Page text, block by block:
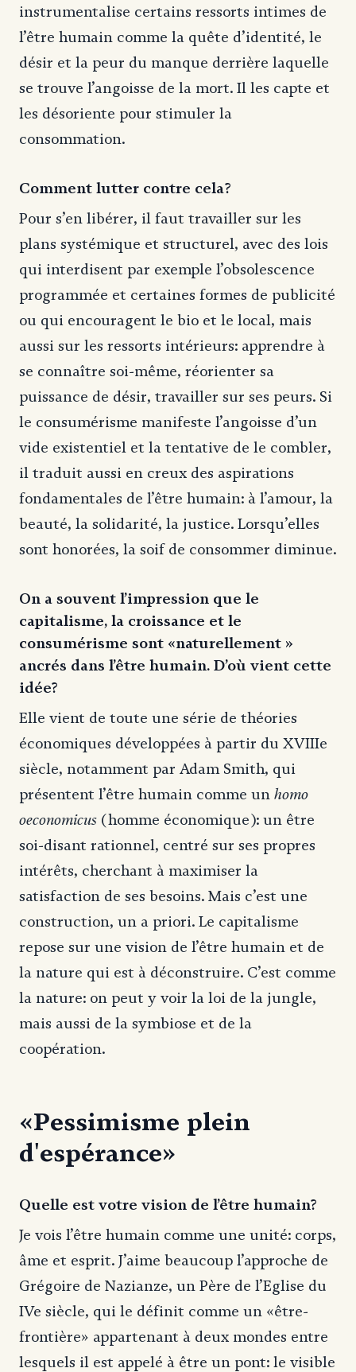
instrumentalise certains ressorts intimes de
l’être humain comme la quête d’identité, le
désir et la peur du manque derrière laquelle
se trouve l’angoisse de la mort. Il les capte et
les désoriente pour stimuler la
consommation.
Comment lutter contre cela?
Pour s’en libérer, il faut travailler sur les
plans systémique et structurel, avec des lois
qui interdisent par exemple l’obsolescence
programmée et certaines formes de publicité
ou qui encouragent le bio et le local, mais
aussi sur les ressorts intérieurs: apprendre à
se connaître soi-même, réorienter sa
puissance de désir, travailler sur ses peurs. Si
le consumérisme manifeste l’angoisse d’un
vide existentiel et la tentative de le combler,
il traduit aussi en creux des aspirations
fondamentales de l’être humain: à l’amour, la
beauté, la solidarité, la justice. Lorsqu’elles
sont honorées, la soif de consommer diminue.
On a souvent l’impression que le
capitalisme, la croissance et le
consumérisme sont «naturellement »
ancrés dans l’être humain. D’où vient cette
idée?
Elle vient de toute une série de théories
économiques développées à partir du XVIIIe
siècle, notamment par Adam Smith, qui
présentent l’être humain comme un homo
oeconomicus (homme économique): un être
soi-disant rationnel, centré sur ses propres
intérêts, cherchant à maximiser la
satisfaction de ses besoins. Mais c’est une
construction, un a priori. Le capitalisme
repose sur une vision de l’être humain et de
la nature qui est à déconstruire. C’est comme
la nature: on peut y voir la loi de la jungle,
mais aussi de la symbiose et de la
coopération.
«Pessimisme plein
d'espérance»
Quelle est votre vision de l’être humain?
Je vois l’être humain comme une unité: corps,
âme et esprit. J’aime beaucoup l’approche de
Grégoire de Nazianze, un Père de l’Eglise du
IVe siècle, qui le définit comme un «être-
frontière» appartenant à deux mondes entre
lesquels il est appelé à être un pont: le visible